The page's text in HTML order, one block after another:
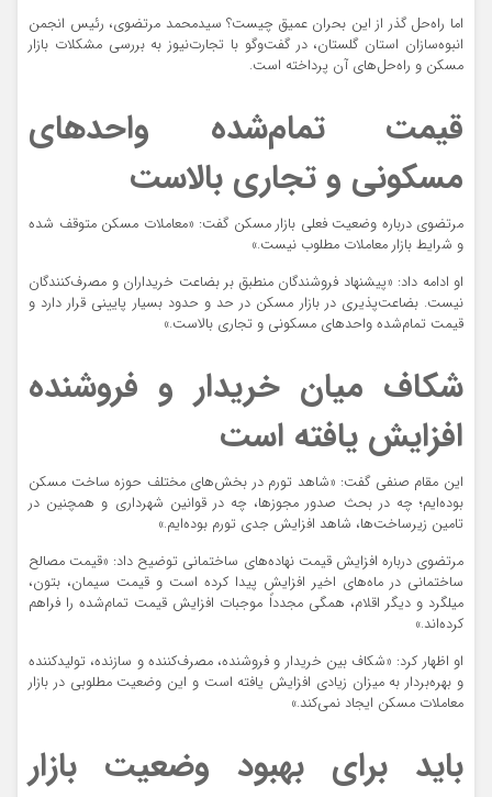
اما راه‌حل گذر از این بحران عمیق چیست؟ سیدمحمد مرتضوی، رئیس انجمن
انبوه‌سازان استان گلستان، در گفت‌وگو با تجارت‌نیوز به بررسی مشکلات بازار
مسکن و راه‌حل‌های آن پرداخته است.
قیمت تمام‌شده واحدهای
مسکونی و تجاری بالاست
مرتضوی درباره وضعیت فعلی بازار مسکن گفت: «معاملات مسکن متوقف شده
و شرایط بازار معاملات مطلوب نیست.»
او ادامه داد: «پیشنهاد فروشندگان منطبق بر بضاعت خریداران و مصرف‌کنندگان
نیست. بضاعت‌پذیری در بازار مسکن در حد و حدود بسیار پایینی قرار دارد و
قیمت تمام‌شده واحدهای مسکونی و تجاری بالاست.»
شکاف میان خریدار و فروشنده
افزایش یافته است
این مقام صنفی گفت: «شاهد تورم در بخش‌های مختلف حوزه ساخت مسکن
بوده‌ایم؛ چه در بحث صدور مجوزها، چه در قوانین شهرداری و همچنین در
تامین زیرساخت‌ها، شاهد افزایش جدی تورم بوده‌ایم.»
مرتضوی درباره افزایش قیمت‌ نهاده‌های ساختمانی توضیح داد: «قیمت مصالح
ساختمانی در ماه‌های اخیر افزایش پیدا کرده است و قیمت سیمان، بتون،
میلگرد و دیگر اقلام، همگی مجدداً موجبات افزایش قیمت تمام‌شده را فراهم
کرده‌اند.»
او اظهار کرد: «شکاف بین خریدار و فروشنده، مصرف‌کننده و سازنده، تولیدکننده
و بهره‌بردار به میزان زیادی افزایش یافته است و این وضعیت مطلوبی در بازار
معاملات مسکن ایجاد نمی‌کند.»
باید برای بهبود وضعیت بازار